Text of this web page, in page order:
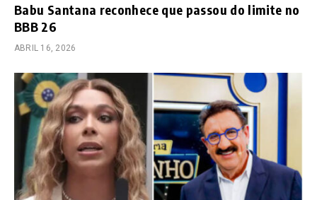
Babu Santana reconhece que passou do limite no
BBB 26
ABRIL 16, 2026